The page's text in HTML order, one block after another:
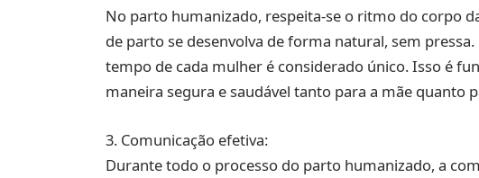
No parto humanizado, respeita-se o ritmo do corpo
de parto se desenvolva de forma natural, sem
tempo de cada mulher é considerado único. Isso é
maneira segura e saudável tanto para a mãe quanto
3. Comunicação efetiva:
Durante todo o processo do parto humanizado, a